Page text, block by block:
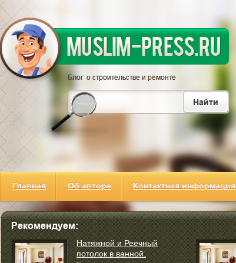
Главная Об авторе Контактная информация
Натяжной и Реечный
потолок в ванной.